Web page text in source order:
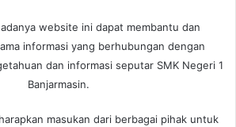
website ini dapat membantu dan
informasi yang berhubungan dengan
dan informasi seputar SMK Negeri 1
Banjarmasin.
masukan dari berbagai pihak untuk